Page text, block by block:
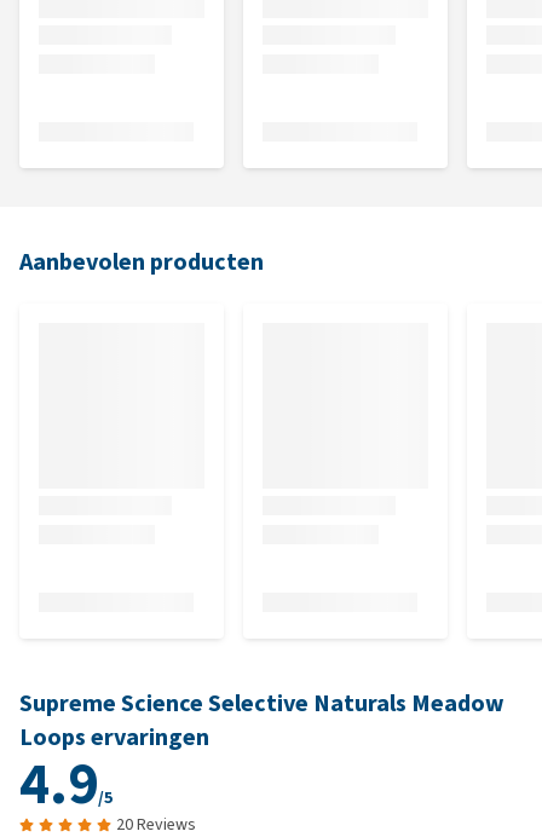
Aanbevolen producten
Supreme Science Selective Naturals Meadow
Loops ervaringen
4.9/5
20 Reviews